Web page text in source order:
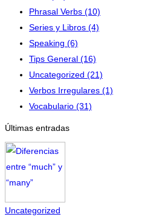
Phrasal Verbs (10)
Series y Libros (4)
Speaking (6)
Tips General (16)
Uncategorized (21)
Verbos Irregulares (1)
Vocabulario (31)
Últimas entradas
Uncategorized